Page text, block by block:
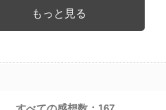
もっと見る